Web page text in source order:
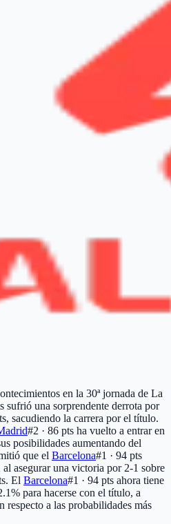
en la 30ª jornada de La
sufrió una sorprendente derrota por
, sacudiendo la carrera por el título.
#2 · 86 pts ha vuelto a entrar en
posibilidades aumentando del
que el Barcelona#1 · 94 pts
asegurar una victoria por 2-1 sobre
. El Barcelona#1 · 94 pts ahora tiene
para hacerse con el título, a
respecto a las probabilidades más